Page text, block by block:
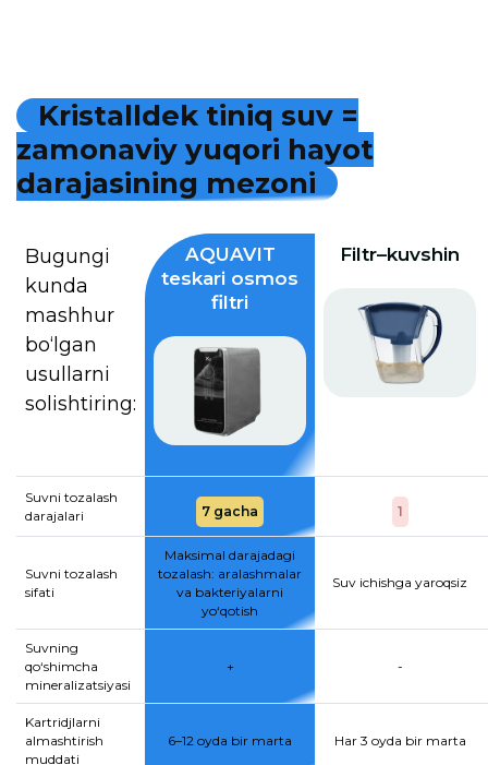
Kristalldek tiniq suv =
zamonaviy yuqori hayot
darajasining mezoni
Bugungi
kunda
mashhur
bo‘lgan
usullarni
solishtiring:
AQUAVIT
teskari osmos
filtri
Filtr–kuvshin
Suvni tozalash
darajalari
7 gacha 1
Suvni tozalash
sifati
Maksimal darajadagi
tozalash: aralashmalar
va bakteriyalarni
yo‘qotish
Suv ichishga yaroqsiz
Suvning
qo‘shimcha
mineralizatsiyasi
+ -
Kartridjlarni
almashtirish
muddati
6–12 oyda bir marta Har 3 oyda bir marta